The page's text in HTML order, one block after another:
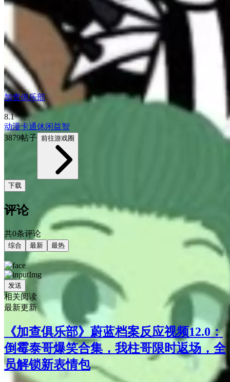
加查俱乐部
8.1
动漫卡通休闲益智
3879帖子 前往游戏圈
下载
评论
共0条评论
综合 最新 最热
发送
相关阅读
最新更新
《加查俱乐部》蔚蓝档案反应视频12.0：
倒霉泰哥爆笑合集，我柱哥限时返场，全
员解锁新表情包